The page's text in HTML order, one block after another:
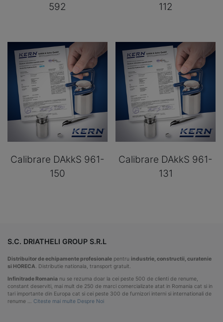
592
112
Calibrare DAkkS 961-
150
Calibrare DAkkS 961-
131
S.C. DRIATHELI GROUP S.R.L
Distribuitor de echipamente profesionale pentru industrie, constructii, curatenie
si HORECA. Distributie nationala, transport gratuit.
Infinitrade Romania nu se rezuma doar la cei peste 500 de clienti de renume,
constant deserviti, mai mult de 250 de marci comercializate atat in Romania cat si in
tari importante din Europa cat si cei peste 300 de furnizori interni si internationali de
renume … Citeste mai multe Despre Noi